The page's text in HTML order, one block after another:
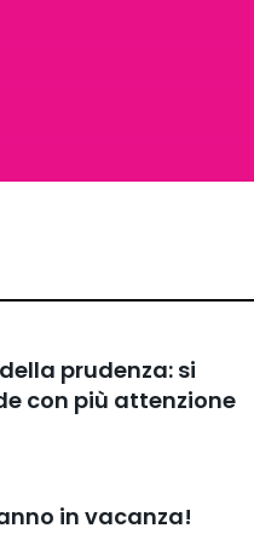
prudenza: si
con più attenzione
in vacanza!